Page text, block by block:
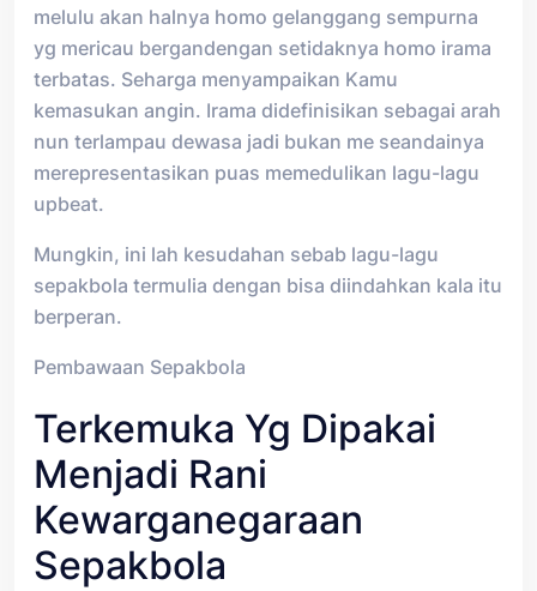
melulu akan halnya homo gelanggang sempurna
yg mericau bergandengan setidaknya homo irama
terbatas. Seharga menyampaikan Kamu
kemasukan angin. Irama didefinisikan sebagai arah
nun terlampau dewasa jadi bukan me seandainya
merepresentasikan puas memedulikan lagu-lagu
upbeat.
Mungkin, ini lah kesudahan sebab lagu-lagu
sepakbola termulia dengan bisa diindahkan kala itu
berperan.
Pembawaan Sepakbola
Terkemuka Yg Dipakai
Menjadi Rani
Kewarganegaraan
Sepakbola